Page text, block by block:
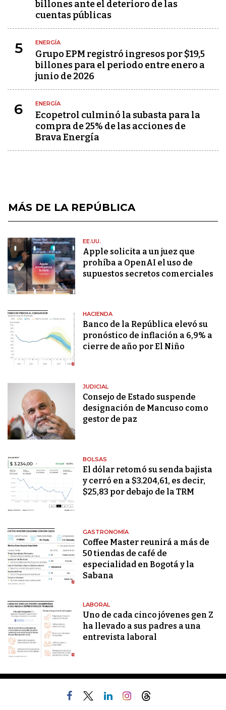
billones ante el deterioro de las
cuentas públicas
5 ENERGÍA
Grupo EPM registró ingresos por $19,5
billones para el periodo entre enero a
junio de 2026
6 ENERGÍA
Ecopetrol culminó la subasta para la
compra de 25% de las acciones de
Brava Energía
MÁS DE LA REPÚBLICA
EE.UU.
Apple solicita a un juez que
prohíba a OpenAI el uso de
supuestos secretos comerciales
HACIENDA
Banco de la República elevó su
pronóstico de inflación a 6,9% a
cierre de año por El Niño
JUDICIAL
Consejo de Estado suspende
designación de Mancuso como
gestor de paz
BOLSAS
El dólar retomó su senda bajista
y cerró en a $3.204,61, es decir,
$25,83 por debajo de la TRM
GASTRONOMÍA
Coffee Master reunirá a más de
50 tiendas de café de
especialidad en Bogotá y la
Sabana
LABORAL
Uno de cada cinco jóvenes gen Z
ha llevado a sus padres a una
entrevista laboral